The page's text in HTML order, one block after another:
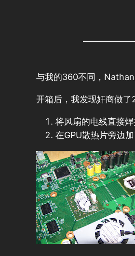
与我的360不同，Nathan
开箱后，我发现奸商做了
将风扇的电线直接
在GPU散热片旁边